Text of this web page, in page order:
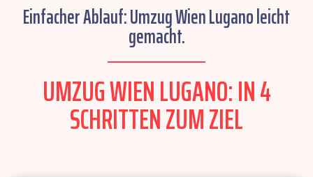
Einfacher Ablauf: Umzug Wien Lugano leicht
gemacht.
UMZUG WIEN LUGANO: IN 4
SCHRITTEN ZUM ZIEL